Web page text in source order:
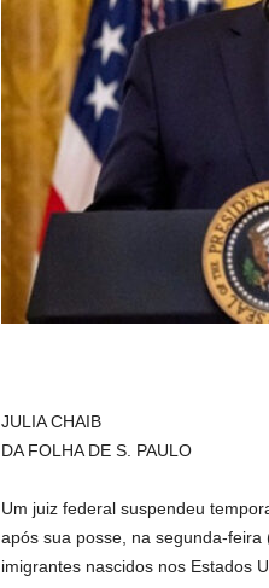
JULIA CHAIB
DA FOLHA DE S. PAULO
Um juiz federal suspendeu
após sua posse, na segunda-
imigrantes nascidos nos Estados